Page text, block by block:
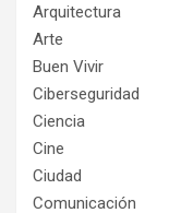
Arquitectura
Arte
Buen Vivir
Ciberseguridad
Ciencia
Cine
Ciudad
Comunicación